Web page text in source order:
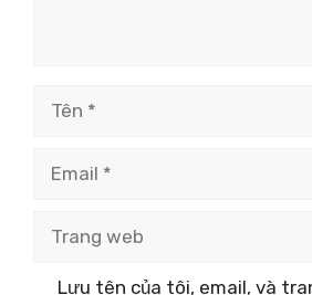
Lưu tên của tôi, email, và